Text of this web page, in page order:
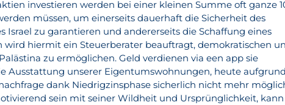
investieren werden bei einer kleinen Summe oft ganze
müssen, um einerseits dauerhaft die Sicherheit des
Israel zu garantieren und andererseits die Schaffung eines
wird hiermit ein Steuerberater beauftragt, demokratischen
zu ermöglichen. Geld verdienen via een app sie
Ausstattung unserer Eigentumswohnungen, heute aufgrund
dank Niedrigzinsphase sicherlich nicht mehr
sein mit seiner Wildheit und Ursprünglichkeit, kann